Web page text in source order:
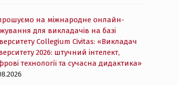
на міжнародне онлайн-
для викладачів на базі
Collegium Civitas: «Викладач
2026: штучний інтелект,
технології та сучасна дидактика»